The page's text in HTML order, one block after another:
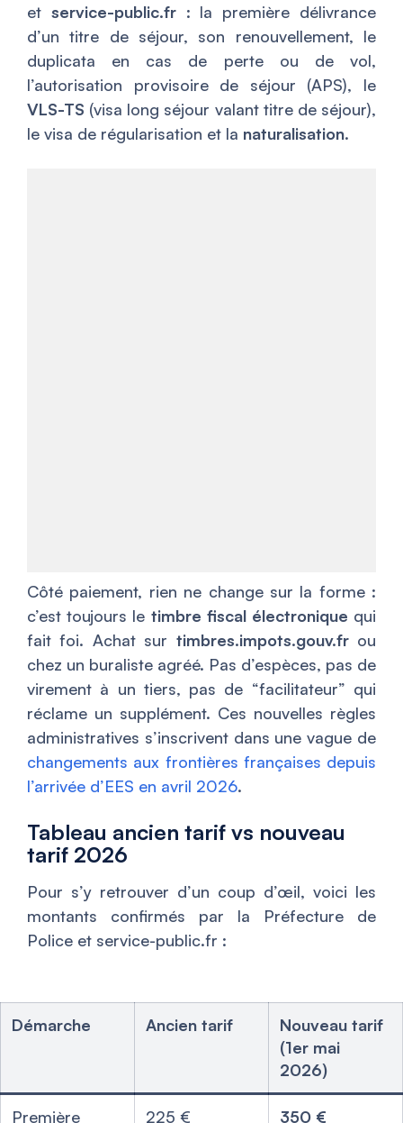
et service-public.fr: la première délivrance
d’un titre de séjour, son renouvellement, le
duplicata en cas de perte ou de vol,
l’autorisation provisoire de séjour (APS), le
VLS-TS (visa long séjour valant titre de séjour),
le visa de régularisation et la naturalisation.
Côté paiement, rien ne change sur la forme :
c’est toujours le timbre fiscal électronique qui
fait foi. Achat sur timbres.impots.gouv.frou
chez un buraliste agréé. Pas d’espèces, pas de
virement à un tiers, pas de “facilitateur” qui
réclame un supplément. Ces nouvelles règles
administratives s’inscrivent dans une vague de
changements aux frontières françaises depuis
l’arrivée d’EES en avril 2026.
Tableau ancien tarif vs nouveau
tarif 2026
Pour s’y retrouver d’un coup d’œil, voici les
montants confirmés par la Préfecture de
Police et service-public.fr :
Démarche Ancien tarif
Nouveau tarif
(1er mai
2026)
Première 225 € 350 €